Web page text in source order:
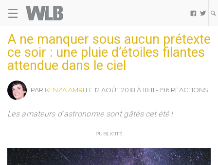
☰  
A ne manquer sous aucun prétexte
ce soir : une pluie d’étoiles filantes
attendue dans le ciel
PAR KENZA AMRI LE 12 AOÛT 2018 À 18:11 - 196 RÉACTIONS
Les amateurs d’astronomie sont gâtés cet été !
PUBLICITÉ